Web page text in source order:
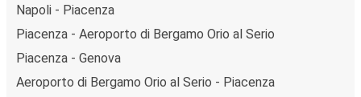
Napoli - Piacenza
Piacenza - Aeroporto di Bergamo Orio al Serio
Piacenza - Genova
Aeroporto di Bergamo Orio al Serio - Piacenza